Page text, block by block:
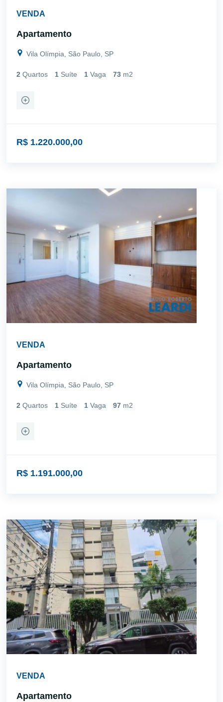
VENDA
Apartamento
Vila Olímpia, São Paulo, SP
2 Quartos 1 Suíte 1 Vaga 73 m2
R$ 1.220.000,00
VENDA
Apartamento
Vila Olímpia, São Paulo, SP
2 Quartos 1 Suíte 1 Vaga 97 m2
R$ 1.191.000,00
VENDA
Apartamento